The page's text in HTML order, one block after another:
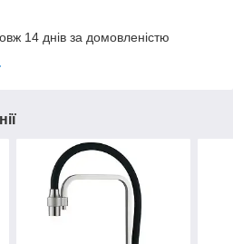
14 днів за домовленістю